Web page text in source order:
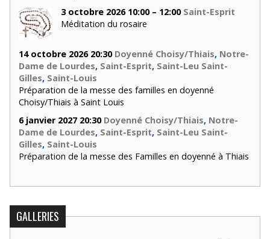
3 octobre 2026 10:00 – 12:00 Saint-Esprit
Méditation du rosaire
14 octobre 2026 20:30 Doyenné Choisy/Thiais, Notre-
Dame de Lourdes, Saint-Esprit, Saint-Leu Saint-
Gilles, Saint-Louis
Préparation de la messe des familles en doyenné
Choisy/Thiais à Saint Louis
6 janvier 2027 20:30 Doyenné Choisy/Thiais, Notre-
Dame de Lourdes, Saint-Esprit, Saint-Leu Saint-
Gilles, Saint-Louis
Préparation de la messe des Familles en doyenné à Thiais
GALLERIES